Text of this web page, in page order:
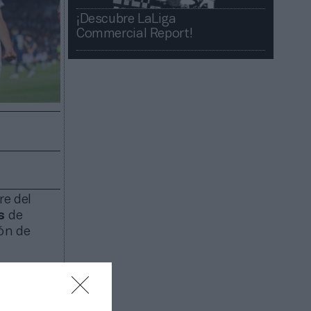
del
de
de
¡Descubre LaLiga
Commercial Report!​​